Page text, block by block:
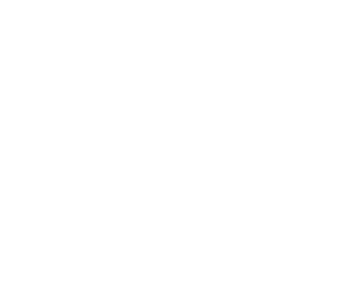
oder -verteidigung benötigt werden
oder von einer Kreditnehmerin
Eine erweiterte Melderegisterauskunft
benötigt werden.
Name, Vorname, frühere Anschrift/en
zulässig, wenn die gesuchte Person
früheren Namen, die Vornamen, das
kann. Außerdem müssen Sie erklären, dass